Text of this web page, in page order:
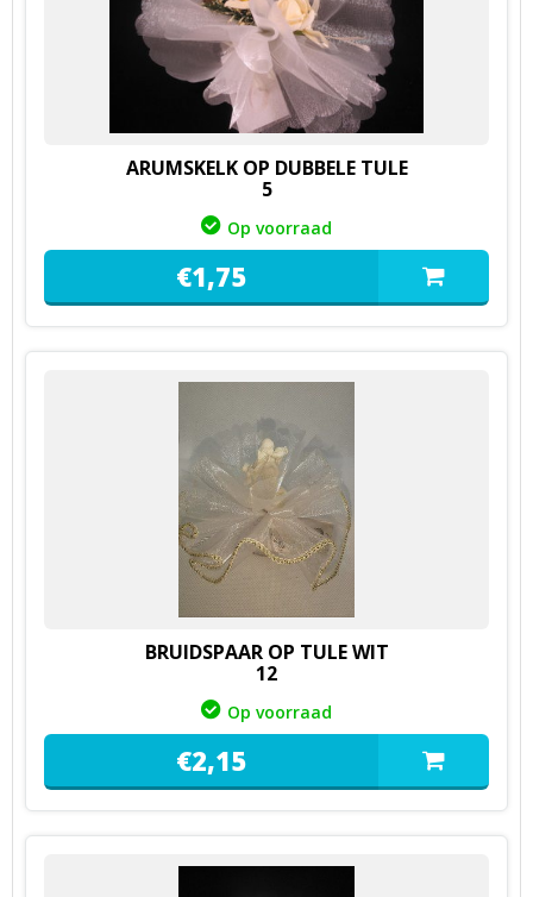
ARUMSKELK OP DUBBELE TULE
5
Op voorraad
€1,75
BRUIDSPAAR OP TULE WIT
12
Op voorraad
€2,15